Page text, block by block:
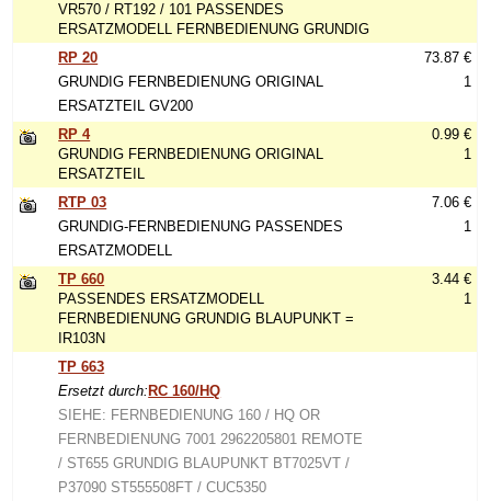
VR570 / RT192 / 101 PASSENDES
ERSATZMODELL FERNBEDIENUNG GRUNDIG
RP 20
GRUNDIG FERNBEDIENUNG ORIGINAL
ERSATZTEIL GV200
73.87 €
1
RP 4
GRUNDIG FERNBEDIENUNG ORIGINAL
ERSATZTEIL
0.99 €
1
RTP 03
GRUNDIG-FERNBEDIENUNG PASSENDES
ERSATZMODELL
7.06 €
1
TP 660
PASSENDES ERSATZMODELL
FERNBEDIENUNG GRUNDIG BLAUPUNKT =
IR103N
3.44 €
1
TP 663
Ersetzt durch: RC 160/HQ
SIEHE: FERNBEDIENUNG 160 / HQ OR
FERNBEDIENUNG 7001 2962205801 REMOTE
/ ST655 GRUNDIG BLAUPUNKT BT7025VT /
P37090 ST555508FT / CUC5350